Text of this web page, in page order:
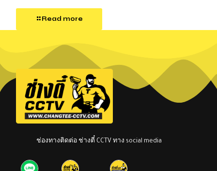
Read more
ช่องทางติดต่อ ช่างตี๋ CCTV ทาง social media